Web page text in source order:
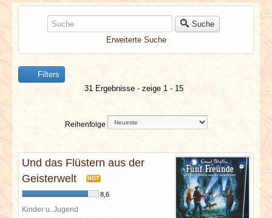
NEUESTE ARTIKEL
NEWS & DATES
BERICHTE
SPECIALS
REDAKTION
Suche
Erweiterte Suche
Filters
31 Ergebnisse - zeige 1 - 15
Reihenfolge
Und das Flüstern aus der
Geisterwelt
HOT
8,6
Kinder u. Jugend